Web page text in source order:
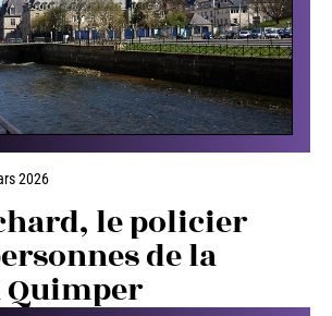
2026
le policier
de la
Quimper